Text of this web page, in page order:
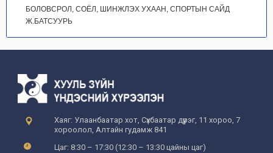
БОЛОВСРОЛ, СОЁЛ, ШИНЖЛЭХ УХААН, СПОРТЫН САЙД
Ж.БАТСУУРЬ
Хаяг: Улаанбаатар хот, Сүхбаатар дүүрэг, 11 хороо, 7
хороолол, Алтайн гудамж 841
Цаг: 8:30 – 17:30 (12:30 – 13:30 цайны цаг)